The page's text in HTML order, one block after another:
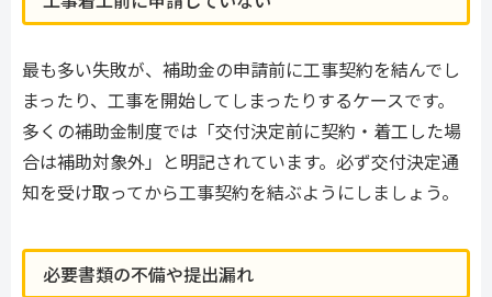
最も多い失敗が、補助金の申請前に工事契約を結んでし
まったり、工事を開始してしまったりするケースです。
多くの補助金制度では「交付決定前に契約・着工した場
合は補助対象外」と明記されています。必ず交付決定通
知を受け取ってから工事契約を結ぶようにしましょう。
必要書類の不備や提出漏れ